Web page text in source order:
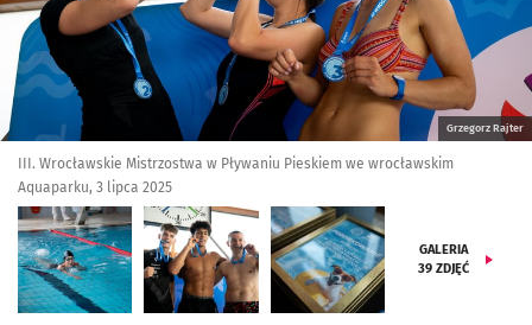
Grzegorz Rajter
III. Wrocławskie Mistrzostwa w Pływaniu Pieskiem we wrocławskim
Aquaparku, 3 lipca 2025
GALERIA
39 ZDJĘĆ